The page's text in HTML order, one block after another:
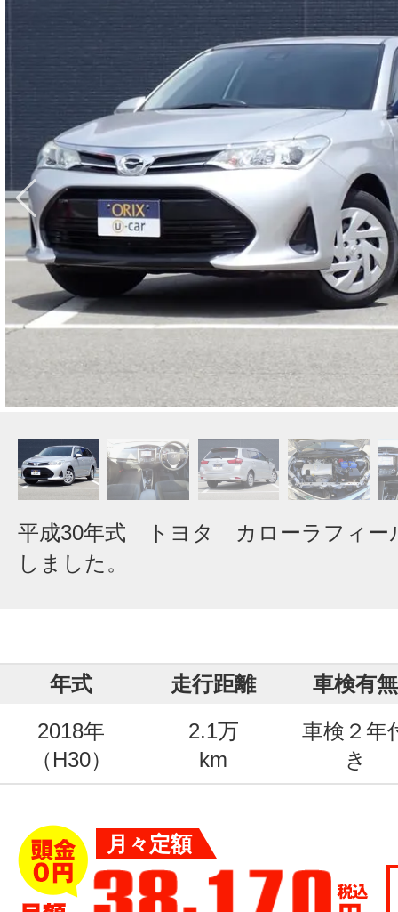
平成30年式 トヨタ カローラフィ
しました。
年式 走行距離
車検有無
2018年
（H30）
2.1万
km
車検２年
き
月々定額